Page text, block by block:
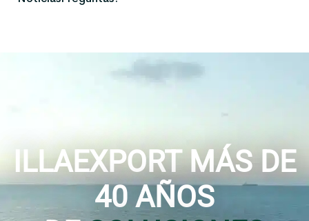
ILLAEXPORT MÁS DE
40 AÑOS